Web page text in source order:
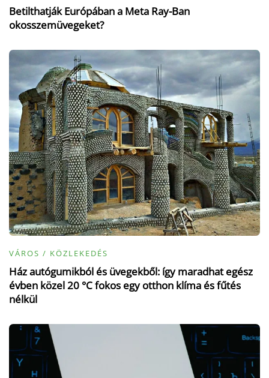
Betilthatják Európában a Meta Ray-Ban
okosszemüvegeket?
VÁROS / KÖZLEKEDÉS
Ház autógumikból és üvegekből: így maradhat egész
évben közel 20 °C fokos egy otthon klíma és fűtés
nélkül